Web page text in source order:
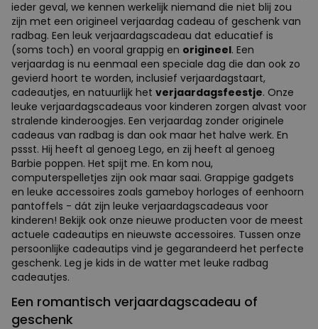
ieder geval, we kennen werkelijk niemand die niet blij zou
zijn met een origineel verjaardag cadeau of geschenk van
radbag. Een leuk verjaardagscadeau dat educatief is
(soms toch) en vooral grappig en origineel. Een
verjaardag is nu eenmaal een speciale dag die dan ook zo
gevierd hoort te worden, inclusief verjaardagstaart,
cadeautjes, en natuurlijk het verjaardagsfeestje. Onze
leuke verjaardagscadeaus voor kinderen zorgen alvast voor
stralende kinderoogjes. Een verjaardag zonder originele
cadeaus van radbag is dan ook maar het halve werk. En
pssst. Hij heeft al genoeg Lego, en zij heeft al genoeg
Barbie poppen. Het spijt me. En kom nou,
computerspelletjes zijn ook maar saai. Grappige gadgets
en leuke accessoires zoals gameboy horloges of eenhoorn
pantoffels - dát zijn leuke verjaardagscadeaus voor
kinderen! Bekijk ook onze nieuwe producten voor de meest
actuele cadeautips en nieuwste accessoires. Tussen onze
persoonlijke cadeautips vind je gegarandeerd het perfecte
geschenk. Leg je kids in de watter met leuke radbag
cadeautjes.
Een romantisch verjaardagscadeau of
geschenk